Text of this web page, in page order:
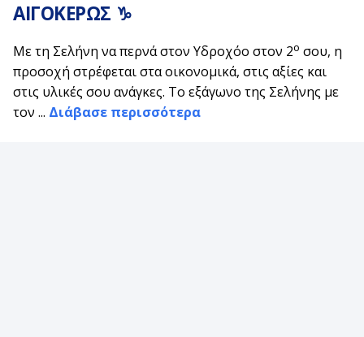
ΑΙΓΟΚΕΡΩΣ ♑
Με τη Σελήνη να περνά στον Υδροχόο στον 2ο σου, η
προσοχή στρέφεται στα οικονομικά, στις αξίες και
στις υλικές σου ανάγκες. Το εξάγωνο της Σελήνης με
τον ... Διάβασε περισσότερα